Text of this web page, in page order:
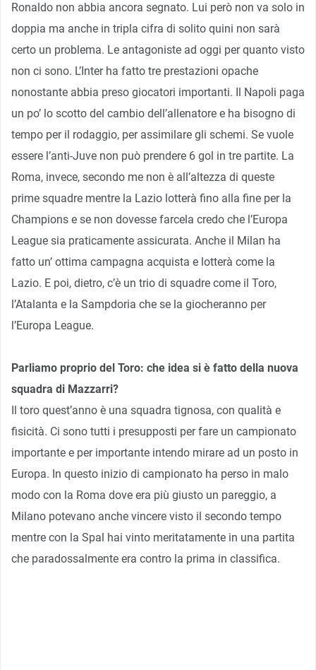
Ronaldo non abbia ancora segnato. Lui però non va solo in
doppia ma anche in tripla cifra di solito quini non sarà
certo un problema. Le antagoniste ad oggi per quanto visto
non ci sono. L’Inter ha fatto tre prestazioni opache
nonostante abbia preso giocatori importanti. Il Napoli paga
un po’ lo scotto del cambio dell’allenatore e ha bisogno di
tempo per il rodaggio, per assimilare gli schemi. Se vuole
essere l’anti-Juve non può prendere 6 gol in tre partite. La
Roma, invece, secondo me non è all’altezza di queste
prime squadre mentre la Lazio lotterà fino alla fine per la
Champions e se non dovesse farcela credo che l’Europa
League sia praticamente assicurata. Anche il Milan ha
fatto un’ ottima campagna acquista e lotterà come la
Lazio. E poi, dietro, c’è un trio di squadre come il Toro,
l’Atalanta e la Sampdoria che se la giocheranno per
l’Europa League.
Parliamo proprio del Toro: che idea si è fatto della nuova
squadra di Mazzarri?
Il toro quest’anno è una squadra tignosa, con qualità e
fisicità. Ci sono tutti i presupposti per fare un campionato
importante e per importante intendo mirare ad un posto in
Europa. In questo inizio di campionato ha perso in malo
modo con la Roma dove era più giusto un pareggio, a
Milano potevano anche vincere visto il secondo tempo
mentre con la Spal hai vinto meritatamente in una partita
che paradossalmente era contro la prima in classifica.